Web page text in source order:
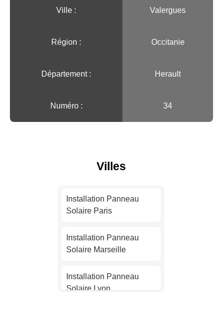
Ville :️ Valergues
Région :️ Occitanie
Département : Herault
Numéro : 34
Villes
Installation Panneau
Solaire Paris
Installation Panneau
Solaire Marseille
Installation Panneau
Solaire Lyon